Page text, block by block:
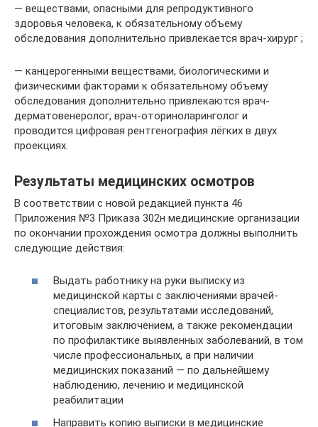
— веществами, опасными для репродуктивного
здоровья человека, к обязательному объему
обследования дополнительно привлекается врач-хирург ;
— канцерогенными веществами, биологическими и
физическими факторами к обязательному объему
обследования дополнительно привлекаются врач-
дерматовенеролог, врач-оториноларинголог и
проводится цифровая рентгенография лёгких в двух
проекциях.
Результаты медицинских осмотров
В соответствии с новой редакцией пункта 46
Приложения №3 Приказа 302н медицинские организации
по окончании прохождения осмотра должны выполнить
следующие действия:
Выдать работнику на руки выписку из
медицинской карты с заключениями врачей-
специалистов, результатами исследований,
итоговым заключением, а также рекомендации
по профилактике выявленных заболеваний, в том
числе профессиональных, а при наличии
медицинских показаний — по дальнейшему
наблюдению, лечению и медицинской
реабилитации
Направить копию выписки в медицинские